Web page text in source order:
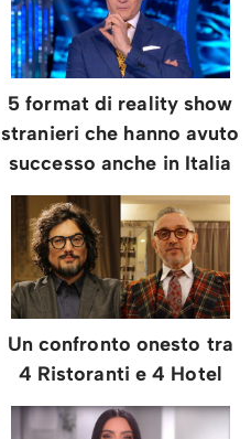
5 format di reality show
stranieri che hanno avuto
successo anche in Italia
Un confronto onesto tra
4 Ristoranti e 4 Hotel